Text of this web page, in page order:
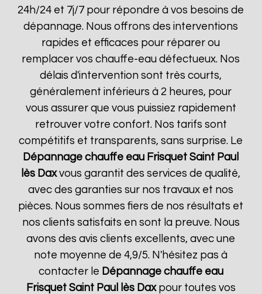
24h/24 et 7j/7 pour répondre à vos besoins de
dépannage. Nous offrons des interventions
rapides et efficaces pour réparer ou
remplacer vos chauffe-eau défectueux. Nos
délais d'intervention sont très courts,
généralement inférieurs à 2 heures, pour
vous assurer que vous puissiez rapidement
retrouver votre confort. Nos tarifs sont
compétitifs et transparents, sans surprise. Le
Dépannage chauffe eau Frisquet Saint Paul
lès Daxvous garantit des services de qualité,
avec des garanties sur nos travaux et nos
pièces. Nous sommes fiers de nos résultats et
nos clients satisfaits en sont la preuve. Nous
avons des avis clients excellents, avec une
note moyenne de 4,9/5. N'hésitez pas à
contacter le Dépannage chauffe eau
Frisquet Saint Paul lès Daxpour toutes vos